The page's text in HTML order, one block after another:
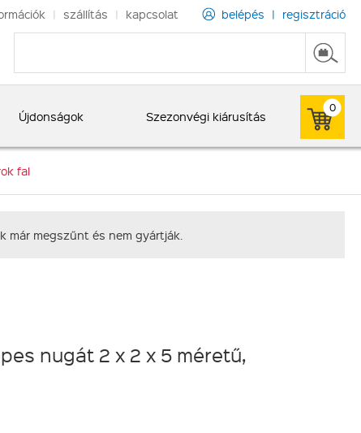
| szállítás | kapcsolat belépés | regisztráció
Újdonságok Szezonvégi kiárusítás
0
fal
már megszűnt és nem gyártják.
nugát 2 x 2 x 5 méretű,